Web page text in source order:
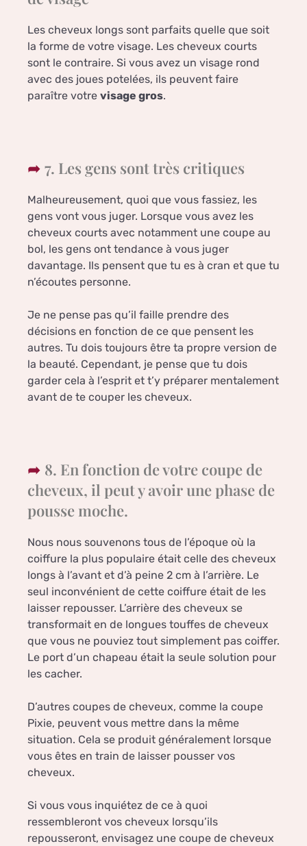
Les cheveux longs sont parfaits quelle que soit
la forme de votre visage. Les cheveux courts
sont le contraire. Si vous avez un visage rond
avec des joues potelées, ils peuvent faire
paraître votre visage gros.
7. Les gens sont très critiques
Malheureusement, quoi que vous fassiez, les
gens vont vous juger. Lorsque vous avez les
cheveux courts avec notamment une coupe au
bol, les gens ont tendance à vous juger
davantage. Ils pensent que tu es à cran et que tu
n’écoutes personne.
Je ne pense pas qu’il faille prendre des
décisions en fonction de ce que pensent les
autres. Tu dois toujours être ta propre version de
la beauté. Cependant, je pense que tu dois
garder cela à l’esprit et t’y préparer mentalement
avant de te couper les cheveux.
8. En fonction de votre coupe de
cheveux, il peut y avoir une phase de
pousse moche.
Nous nous souvenons tous de l’époque où la
coiffure la plus populaire était celle des cheveux
longs à l’avant et d’à peine 2 cm à l’arrière. Le
seul inconvénient de cette coiffure était de les
laisser repousser. L’arrière des cheveux se
transformait en de longues touffes de cheveux
que vous ne pouviez tout simplement pas coiffer.
Le port d’un chapeau était la seule solution pour
les cacher.
D’autres coupes de cheveux, comme la coupe
Pixie, peuvent vous mettre dans la même
situation. Cela se produit généralement lorsque
vous êtes en train de laisser pousser vos
cheveux.
Si vous vous inquiétez de ce à quoi
ressembleront vos cheveux lorsqu’ils
repousseront, envisagez une coupe de cheveux